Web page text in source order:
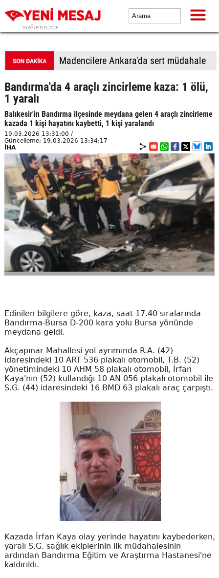
10 AĞUSTOS 2026
Madencilere Ankara'da sert müdahale
Bandırma'da 4 araçlı zincirleme kaza: 1 ölü,
1 yaralı
Balıkesir'in Bandırma ilçesinde meydana gelen 4 araçlı zincirleme
kazada 1 kişi hayatını kaybetti, 1 kişi yaralandı
19.03.2026 13:31:00 /
Güncelleme: 19.03.2026 13:34:17
İHA
Edinilen bilgilere göre, kaza, saat 17.40 sıralarında
Bandırma-Bursa D-200 kara yolu Bursa yönünde
meydana geldi.
Akçapınar Mahallesi yol ayrımında R.A. (42)
idaresindeki 10 ART 536 plakalı otomobil, T.B. (52)
yönetimindeki 10 AHM 58 plakalı otomobil, İrfan
Kaya'nın (52) kullandığı 10 AN 056 plakalı otomobil ile
S.G. (44) idaresindeki 16 BMD 63 plakalı araç çarpıştı.
Kazada İrfan Kaya olay yerinde hayatını kaybederken,
yaralı S.G. sağlık ekiplerinin ilk müdahalesinin
ardından Bandırma Eğitim ve Araştırma Hastanesi'ne
kaldırıldı.